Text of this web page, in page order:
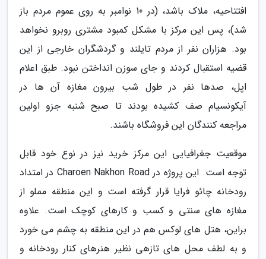
افتتاحیه، ملاک باشد، (در 10 نوامبر به روی عموم مردم باز
شد)، پس این مرکز با مشکل کمبود مشتری روبرو نخواهد
بود. هزاران نفر از مردم تایلند و گردشگران خارجی از این
قضیه استقبال کردند و جای سوزن انداختن نبود. طبق اعلام
اپل، صدها نفر در طول شب بیرون مغازه آن ها در
آیکونسیام صف کشیده بودند تا صبح شنبه جزو اولین
مراجعه کنندگان این فروشگاه باشند.
موقعیت جغرافیایی این مرکز خرید نیز در نوع خود قابل
توجه است. این پروژه در Charoen Nakhon Road در امتداد
رودخانه چائو فرایا قرار گرفته است و این منطقه مملو از
مغازه های سنتی و کسب و کارهای کوچک است. علاوه
براین، هتل های لوکس هم در این منطقه به چشم می خورد
و به لطف محل های تازهی نظیر هنرهای کنار رودخانه و